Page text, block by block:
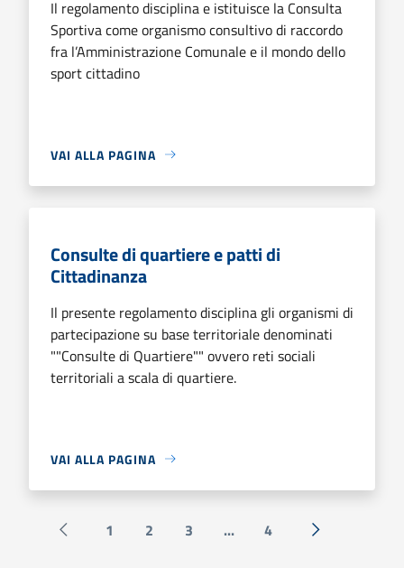
Il regolamento disciplina e istituisce la Consulta
Sportiva come organismo consultivo di raccordo
fra l’Amministrazione Comunale e il mondo dello
sport cittadino
VAI ALLA PAGINA
Consulte di quartiere e patti di
Cittadinanza
Il presente regolamento disciplina gli organismi di
partecipazione su base territoriale denominati
""Consulte di Quartiere"" ovvero reti sociali
territoriali a scala di quartiere.
VAI ALLA PAGINA
Pagina precedente
1 2 3 ... 4 Successiva »